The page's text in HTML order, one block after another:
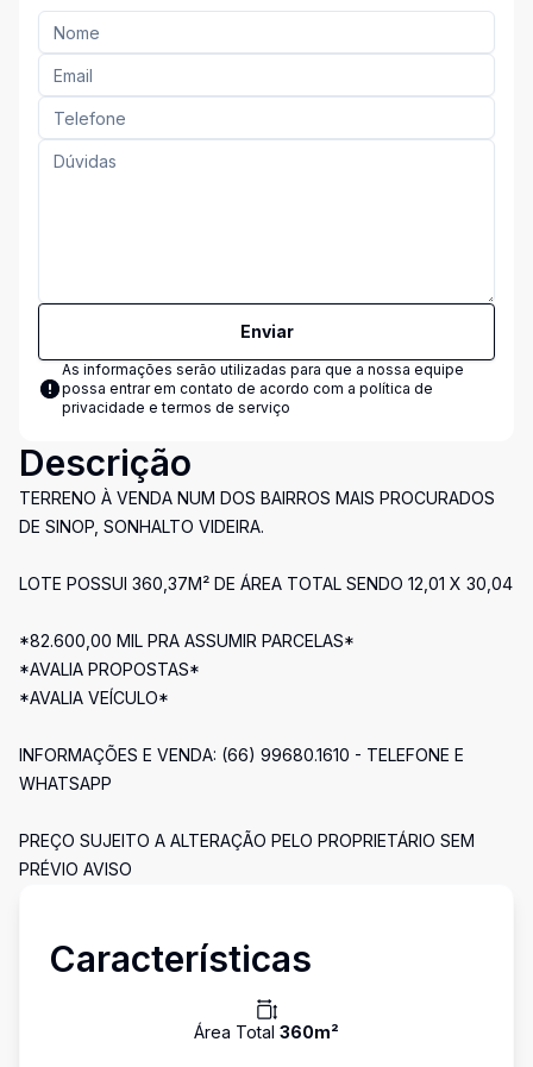
Enviar
As informações serão utilizadas para que a nossa equipe
possa entrar em contato de acordo com a política de
privacidade e termos de serviço
Descrição
TERRENO À VENDA NUM DOS BAIRROS MAIS PROCURADOS
DE SINOP, SONHALTO VIDEIRA.
LOTE POSSUI 360,37M² DE ÁREA TOTAL SENDO 12,01 X 30,04
*82.600,00 MIL PRA ASSUMIR PARCELAS*
*AVALIA PROPOSTAS*
*AVALIA VEÍCULO*
INFORMAÇÕES E VENDA: (66) 99680.1610 - TELEFONE E
WHATSAPP
PREÇO SUJEITO A ALTERAÇÃO PELO PROPRIETÁRIO SEM
PRÉVIO AVISO
Características
Área Total 360m²